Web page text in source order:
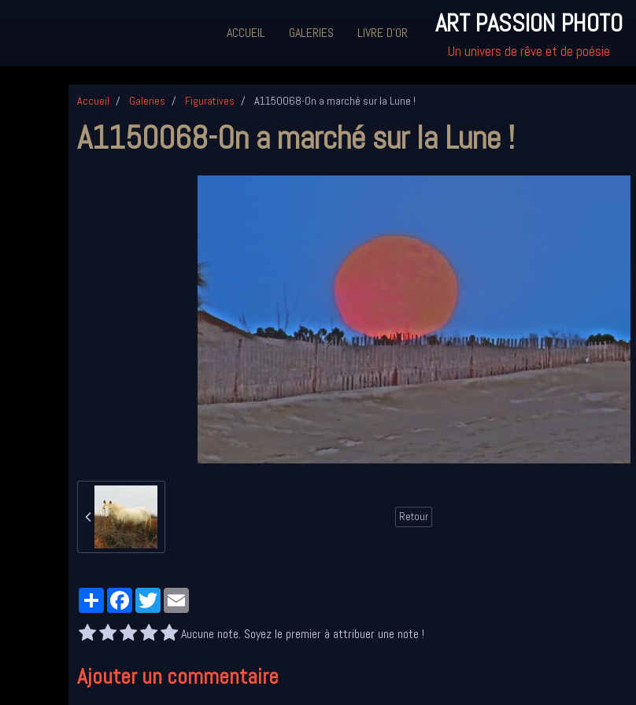
ACCUEIL GALERIES LIVRE D'OR ART PASSION PHOTO
Un univers de rêve et de poésie
Accueil Galeries Figuratives A1150068-On a marché sur la Lune !
A1150068-On a marché sur la Lune !
Retour
PartagerFacebookTwitter
Aucune note. Soyez le premier à attribuer une note !
Ajouter un commentaire